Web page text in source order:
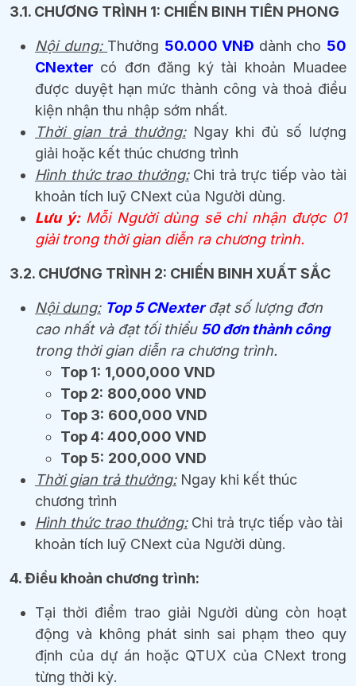
3.1. CHƯƠNG TRÌNH 1: CHIẾN BINH TIÊN PHONG
Nội dung: Thưởng 50.000 VNĐ dành cho 50
CNexter có đơn đăng ký tài khoản Muadee
được duyệt hạn mức thành công và thoả điều
kiện nhận thu nhập sớm nhất.
Thời gian trả thưởng:Ngay khi đủ số lượng
giải hoặc kết thúc chương trình
Hình thức trao thưởng:Chi trả trực tiếp vào tài
khoản tích luỹ CNext của Người dùng.
Lưu ý:Mỗi Người dùng sẽ chỉ nhận được 01
giải trong thời gian diễn ra chương trình.
3.2. CHƯƠNG TRÌNH 2: CHIẾN BINH XUẤT SẮC
Nội dung: Top 5 CNexterđạt số lượng đơn
cao nhất và đạt tối thiểu 50 đơn thành công
trong thời gian diễn ra chương trình.
Top 1: 1,000,000 VND
Top 2: 800,000 VND
Top 3: 600,000 VND
Top 4: 400,000 VND
Top 5: 200,000 VND
Thời gian trả thưởng:Ngay khi kết thúc
chương trình
Hình thức trao thưởng:Chi trả trực tiếp vào tài
khoản tích luỹ CNext của Người dùng.
4. Điều khoản chương trình:
Tại thời điểm trao giải Người dùng còn hoạt
động và không phát sinh sai phạm theo quy
định của dự án hoặc QTUX của CNext trong
từng thời kỳ.